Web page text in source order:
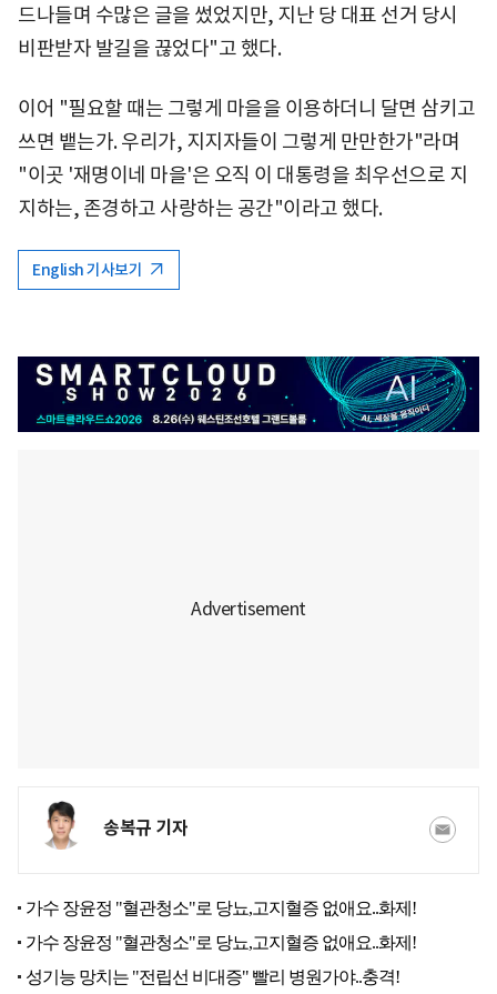
드나들며 수많은 글을 썼었지만, 지난 당 대표 선거 당시
비판받자 발길을 끊었다"고 했다.
이어 "필요할 때는 그렇게 마을을 이용하더니 달면 삼키고
쓰면 뱉는가. 우리가, 지지자들이 그렇게 만만한가"라며
"이곳 '재명이네 마을'은 오직 이 대통령을 최우선으로 지
지하는, 존경하고 사랑하는 공간"이라고 했다.
English 기사보기
송복규 기자